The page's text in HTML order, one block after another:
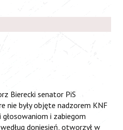
Bierecki senator PiS
nie były objęte nadzorem KNF
głosowaniom i zabiegom
doniesień, otworzył w